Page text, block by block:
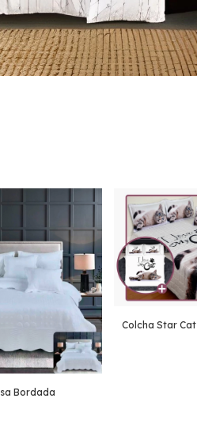
Bordada
Colcha Star Cat